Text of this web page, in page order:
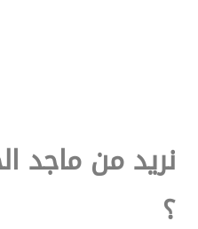
نريد من ماجد
؟